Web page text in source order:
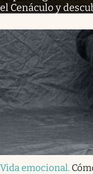
el Cenáculo y
Vida emocional.